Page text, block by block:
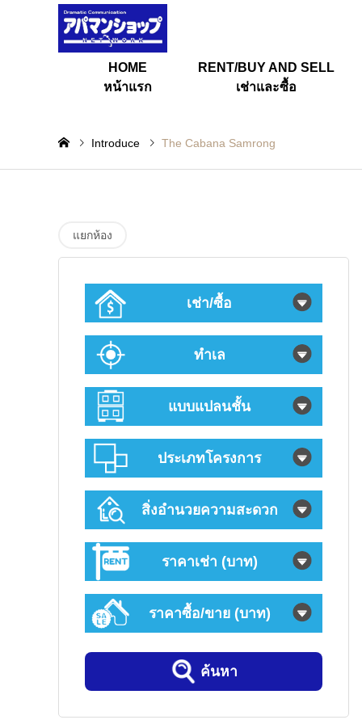
HOME
หน้าแรก
RENT/BUY AND SELL
เช่าและซื้อ
Introduce The Cabana Samrong
แยกห้อง
เช่า/ซื้อ
ทำเล
แบบแปลนชั้น
ประเภทโครงการ
สิ่งอำนวยความสะดวก
ราคาเช่า (บาท)
ราคาซื้อ/ขาย (บาท)
ค้นหา